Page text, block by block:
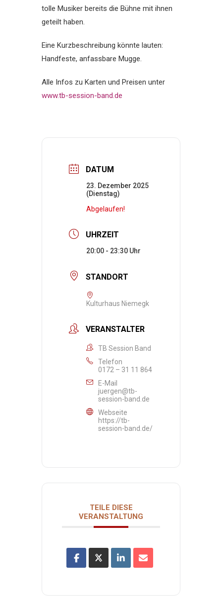
tolle Musiker bereits die Bühne mit ihnen
geteilt haben.
Eine Kurzbeschreibung könnte lauten:
Handfeste, anfassbare Mugge.
Alle Infos zu Karten und Preisen unter
www.tb-session-band.de
DATUM
23. Dezember 2025
(Dienstag)
Abgelaufen!
UHRZEIT
20:00 - 23:30
STANDORT
Kulturhaus Niemegk
VERANSTALTER
TB Session Band
Telefon
0172 – 31 11 864
E-Mail
juergen@tb-
session-band.de
Webseite
https://tb-
session-band.de/
TEILE DIESE
VERANSTALTUNG